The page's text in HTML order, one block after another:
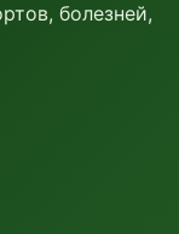
болезней,